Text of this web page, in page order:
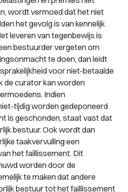
wordt vermoed dat het niet
het gevolg is van kennelijk
leveren van tegenbewijs is
bestuurder vergeten om
te doen, dan leidt
voor niet-betaalde
de curator kan worden
Indien
tijdig worden gedeponeerd
is geschonden, staat vast dat
bestuur. Ook wordt dan
taakvervulling een
het faillissement. Dit
worden door de
te maken dat andere
bestuur tot het faillissement